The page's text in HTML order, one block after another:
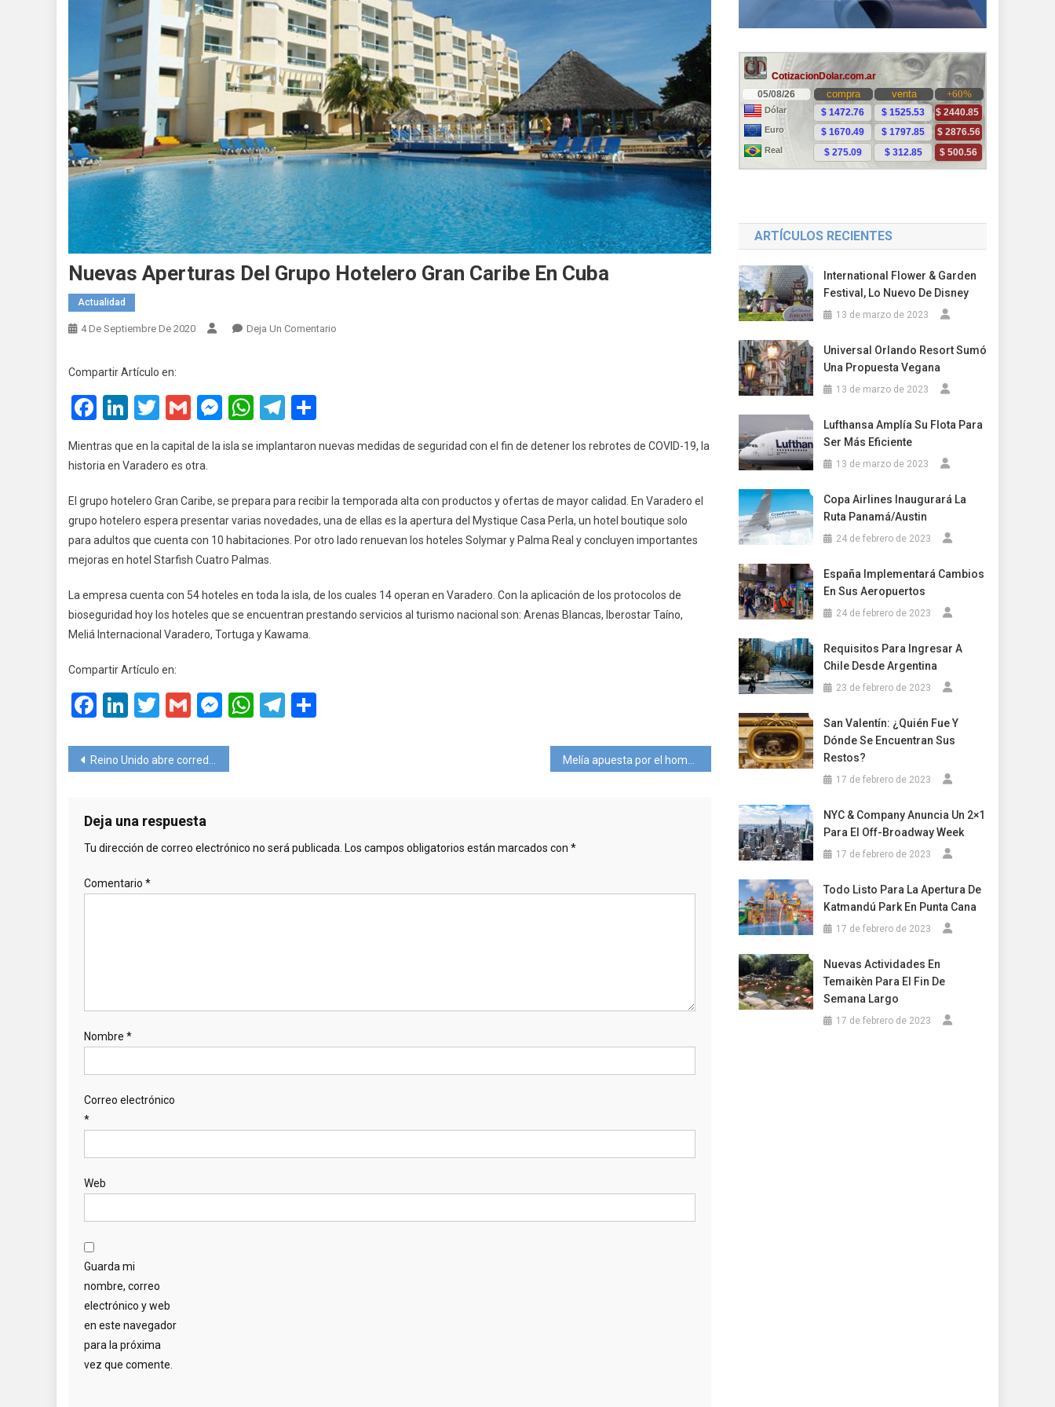
Nuevas Aperturas Del Grupo Hotelero Gran Caribe En Cuba
Actualidad
4 De Septiembre De 2020 Deja Un Comentario
Caribe
Compartir Artículo en:
Facebook
LinkedIn
Twitter
GmailMessenger
WhatsApp
Telegram
Mientras que en la capital de la isla se implantaron nuevas medidas de seguridad con el fin de detener los rebrotes de COVID-19, la
historia en Varadero es otra.
El grupo hotelero Gran Caribe, se prepara para recibir la temporada alta con productos y ofertas de mayor calidad. En Varadero el
grupo hotelero espera presentar varias novedades, una de ellas es la apertura del Mystique Casa Perla, un hotel boutique solo
para adultos que cuenta con 10 habitaciones. Por otro lado renuevan los hoteles Solymar y Palma Real y concluyen importantes
mejoras en hotel Starfish Cuatro Palmas.
La empresa cuenta con 54 hoteles en toda la isla, de los cuales 14 operan en Varadero. Con la aplicación de los protocolos de
bioseguridad hoy los hoteles que se encuentran prestando servicios al turismo nacional son: Arenas Blancas, Iberostar Taíno,
Meliá Internacional Varadero, Tortuga y Kawama.
Compartir Artículo en:
Facebook
LinkedIn
Twitter
GmailMessenger
WhatsApp
Telegram
Navegación
entradas
Reino Unido abre corredor con Cuba a pesar de las nuevas restricciones en la isla
Deja una respuesta
Tu dirección de correo electrónico no será publicada. Los campos obligatorios están marcados con *
Comentario *
Nombre *
Correo electrónico
*
Web
Guarda mi
nombre, correo
electrónico y web
en este navegador
para la próxima
vez que comente.
ARTÍCULOS RECIENTES
International Flower & Garden
Festival, Lo Nuevo De Disney
13 de marzo de 2023
Universal Orlando Resort Sumó
Una Propuesta Vegana
13 de marzo de 2023
Lufthansa Amplía Su Flota Para
Ser Más Eficiente
13 de marzo de 2023
Copa Airlines Inaugurará La
Ruta Panamá/Austin
24 de febrero de 2023
España Implementará Cambios
En Sus Aeropuertos
24 de febrero de 2023
Requisitos Para Ingresar A
Chile Desde Argentina
23 de febrero de 2023
San Valentín: ¿Quién Fue Y
Dónde Se Encuentran Sus
Restos?
17 de febrero de 2023
NYC & Company Anuncia Un 2×1
Para El Off-Broadway Week
17 de febrero de 2023
Todo Listo Para La Apertura De
Katmandú Park En Punta Cana
17 de febrero de 2023
Nuevas Actividades En
Temaikèn Para El Fin De
Semana Largo
17 de febrero de 2023